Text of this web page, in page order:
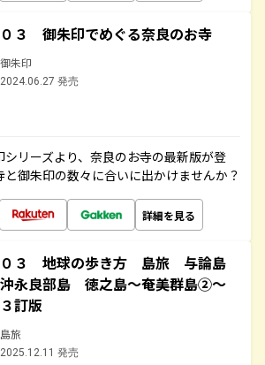
０３ 御朱印でめぐる奈良のお寺
御朱印
2024.06.27 発売
リーズより、奈良のお寺の最新版が登
御朱印の数々に合いに出かけませんか？
詳細を見る
０３ 地球の歩き方 島旅 与論島
沖永良部島 徳之島～奄美群島②～
３訂版
島旅
2025.12.11 発売